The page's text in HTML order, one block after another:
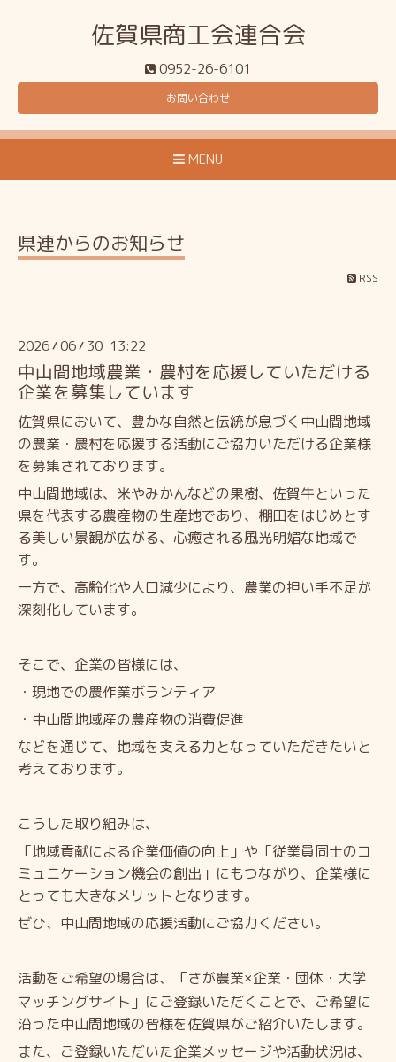
佐賀県商工会連合会
0952-26-6101
お問い合わせ
MENU
県連からのお知らせ
RSS
2026/06/ 30 13:22
中山間地域農業・農村を応援していただける
企業を募集しています
佐賀県において、豊かな自然と伝統が息づく中山間地域
の農業・農村を応援する活動にご協力いただける企業様
を募集されております。
中山間地域は、米やみかんなどの果樹、佐賀牛といった
県を代表する農産物の生産地であり、棚田をはじめとす
る美しい景観が広がる、心癒される風光明媚な地域で
す。
一方で、高齢化や人口減少により、農業の担い手不足が
深刻化しています。
そこで、企業の皆様には、
・現地での農作業ボランティア
・中山間地域産の農産物の消費促進
などを通じて、地域を支える力となっていただきたいと
考えております。
こうした取り組みは、
「地域貢献による企業価値の向上」や「従業員同士のコ
ミュニケーション機会の創出」にもつながり、企業様に
とっても大きなメリットとなります。
ぜひ、中山間地域の応援活動にご協力ください。
活動をご希望の場合は、「さが農業×企業・団体・大学
マッチングサイト」にご登録いただくことで、ご希望に
沿った中山間地域の皆様を佐賀県がご紹介いたします。
また、ご登録いただいた企業メッセージや活動状況は、